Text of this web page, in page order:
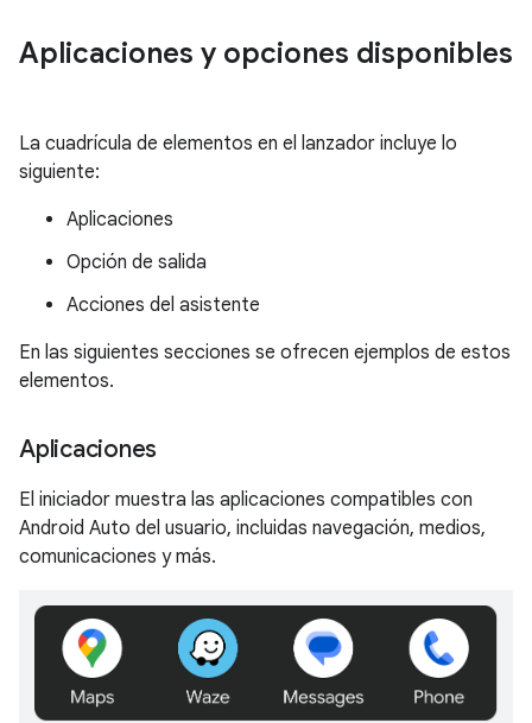
Aplicaciones y opciones disponibles
La cuadrícula de elementos en el lanzador incluye lo
siguiente:
Aplicaciones
Opción de salida
Acciones del asistente
En las siguientes secciones se ofrecen ejemplos de estos
elementos.
Aplicaciones
El iniciador muestra las aplicaciones compatibles con
Android Auto del usuario, incluidas navegación, medios,
comunicaciones y más.